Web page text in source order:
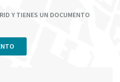
Y TIENES UN DOCUMENTO